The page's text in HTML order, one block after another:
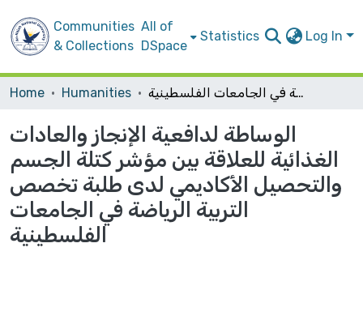
Communities
& Collections
All of
DSpace
Statistics Log In
Home Humanities الوساطة لدافعية الإنجاز والعادات الغذائية للعلاقة بين مؤشر كتلة الجسم والتحصيل الأكاديمي لدى طلبة تخصص التربية الرياضة في الجامعات الفلسطينية
الوساطة لدافعية الإنجاز والعادات
الغذائية للعلاقة بين مؤشر كتلة الجسم
والتحصيل الأكاديمي لدى طلبة تخصص
التربية الرياضة في الجامعات
الفلسطينية